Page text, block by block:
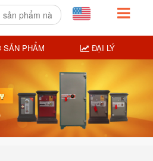
SẢN PHẨM ĐẠI LÝ